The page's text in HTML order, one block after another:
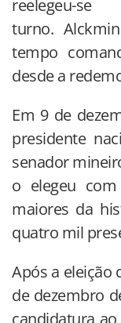
reelegeu-
turno.
tempo
desde a
Em 9 de
presidente
senador
o elegeu
maiores da
quatro mil
Após a eleição
de dezembro